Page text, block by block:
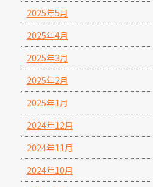
2025年5月
2025年4月
2025年3月
2025年2月
2025年1月
2024年12月
2024年11月
2024年10月